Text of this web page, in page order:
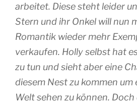
arbeitet. Diese steht leider
Stern und ihr Onkel will nun
Romantik wieder mehr
verkaufen. Holly selbst hat
zu tun und sieht aber eine
diesem Nest zu kommen um
Welt sehen zu können.